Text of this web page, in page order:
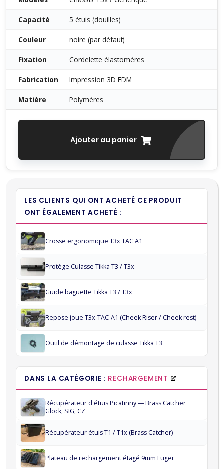
Capacité 5 étuis (douilles)
Couleur noire (par défaut)
Fixation Cordelette élastomères
Fabrication Impression 3D FDM
Matière Polymères
Ajouter au panier
LES CLIENTS QUI ONT ACHETÉ CE PRODUIT
ONT ÉGALEMENT ACHETÉ :
Crosse ergonomique T3x TAC A1
Protège Culasse Tikka T3 / T3x
Guide baguette Tikka T3 / T3x
Repose joue T3x-TAC-A1 (Cheek Riser / Cheek rest)
Outil de démontage de culasse Tikka T3
DANS LA CATÉGORIE : RECHARGEMENT
Récupérateur d'étuis Picatinny — Brass Catcher
Glock, SIG, CZ
Récupérateur étuis T1 / T1x (Brass Catcher)
Plateau de rechargement étagé 9mm Luger